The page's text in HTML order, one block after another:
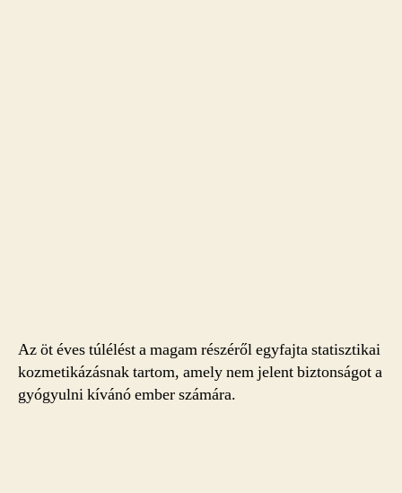
Az öt éves túlélést a magam részéről egyfajta statisztikai
kozmetikázásnak tartom, amely nem jelent biztonságot a
gyógyulni kívánó ember számára.